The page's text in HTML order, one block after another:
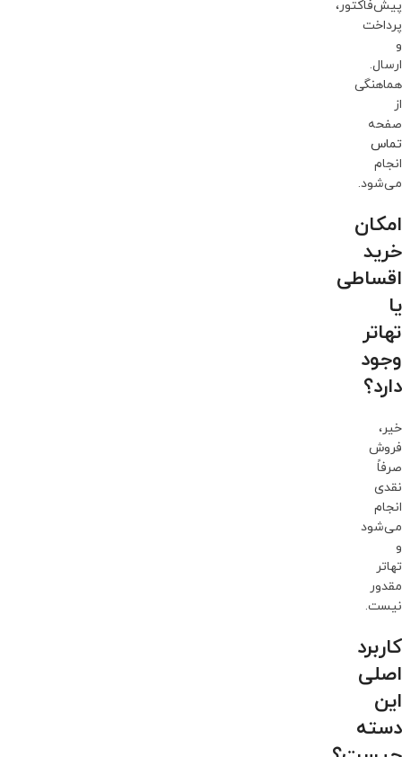
پیش‌فاکتور،
پرداخت
و
ارسال.
هماهنگی
از
صفحه
تماس
انجام
می‌شود.
امکان
خرید
اقساطی
یا
تهاتر
وجود
دارد؟
خیر،
فروش
صرفاً
نقدی
انجام
می‌شود
و
تهاتر
مقدور
نیست.
کاربرد
اصلی
این
دسته